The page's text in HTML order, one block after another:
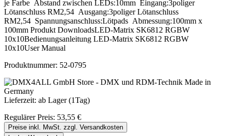
je Farbe Abstand zwischen LEDs:10mm Eingang:3poliger
Lötanschluss RM2,54 Ausgang:3poliger Lötanschluss
RM2,54 Spannungsanschluss:Lötpads Abmessung:100mm x
100mm Produkt DownloadsLED-Matrix SK6812 RGBW
10x10Bedienungsanleitung LED-Matrix SK6812 RGBW
10x10User Manual
Produktnummer: 52-0795
Lieferzeit: ab Lager (1Tag)
Regulärer Preis: 53,55 €
Preise inkl. MwSt. zzgl. Versandkosten